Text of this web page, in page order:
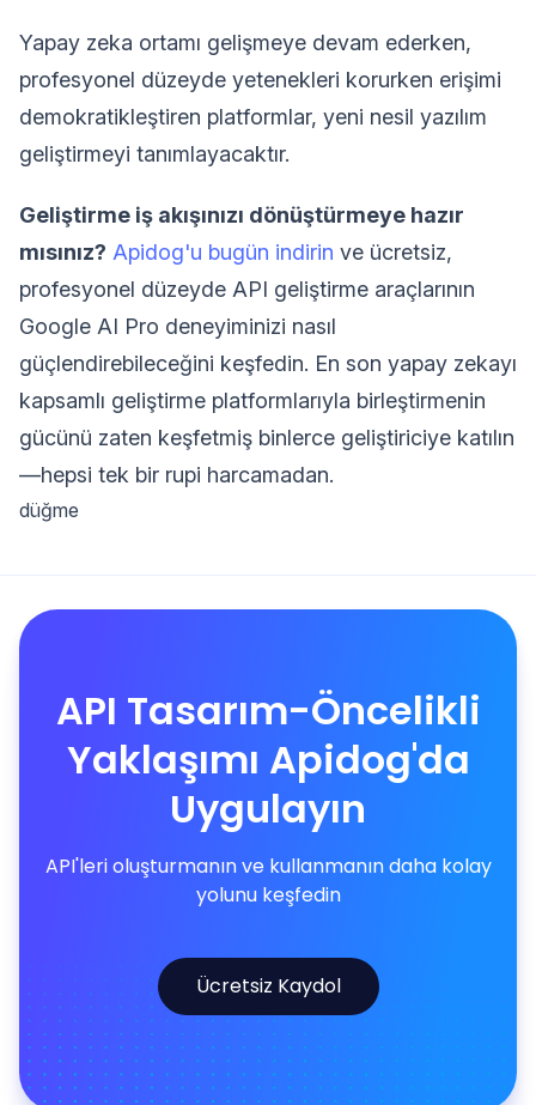
Yapay zeka ortamı gelişmeye devam ederken,
profesyonel düzeyde yetenekleri korurken erişimi
demokratikleştiren platformlar, yeni nesil yazılım
geliştirmeyi tanımlayacaktır.
Geliştirme iş akışınızı dönüştürmeye hazır
mısınız? Apidog'u bugün indirin ve ücretsiz,
profesyonel düzeyde API geliştirme araçlarının
Google AI Pro deneyiminizi nasıl
güçlendirebileceğini keşfedin. En son yapay zekayı
kapsamlı geliştirme platformlarıyla birleştirmenin
gücünü zaten keşfetmiş binlerce geliştiriciye katılın
—hepsi tek bir rupi harcamadan.
düğme
API Tasarım-Öncelikli
Yaklaşımı Apidog'da
Uygulayın
API'leri oluşturmanın ve kullanmanın daha kolay
yolunu keşfedin
Ücretsiz Kaydol